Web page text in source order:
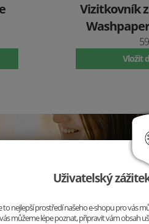
Vizitkovník
Vložit
Uživatelský
to nejlepší prostředí našeho e-shopu pro vás
můžeme lépe poznat, připravit vám obsah